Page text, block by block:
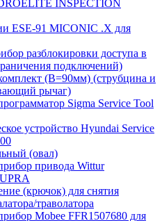
INSPECTION
ESE-91 MICONIC .X для
разблокировки доступа в
подключений)
(В=90мм) (струбцина и
рычаг)
Sigma Service Tool
устройство Hyundai Service
(овал)
привода Wittur
(крючок) для снятия
траволатора
Mobee FFR1507680 для